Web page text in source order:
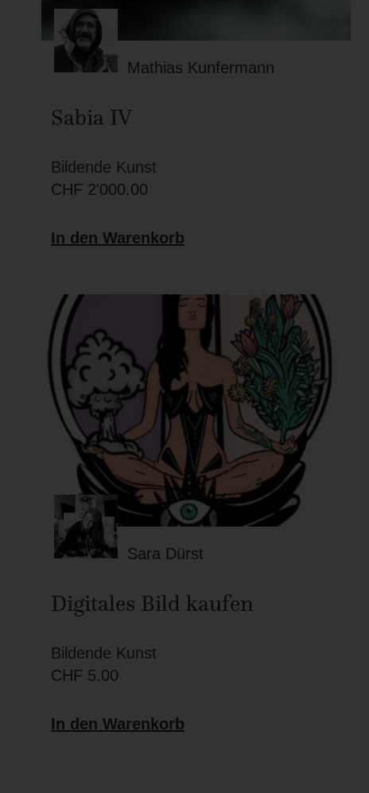
Mathias Kunfermann
Sabia IV
Bildende Kunst
CHF 2'000.00
In den Warenkorb
Sara Dürst
Digitales Bild kaufen
Bildende Kunst
CHF 5.00
In den Warenkorb